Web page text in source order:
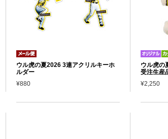
ウル虎の夏2026 3連アクリルキーホ
ルダー
¥880
ウル虎の
受注生
¥2,250